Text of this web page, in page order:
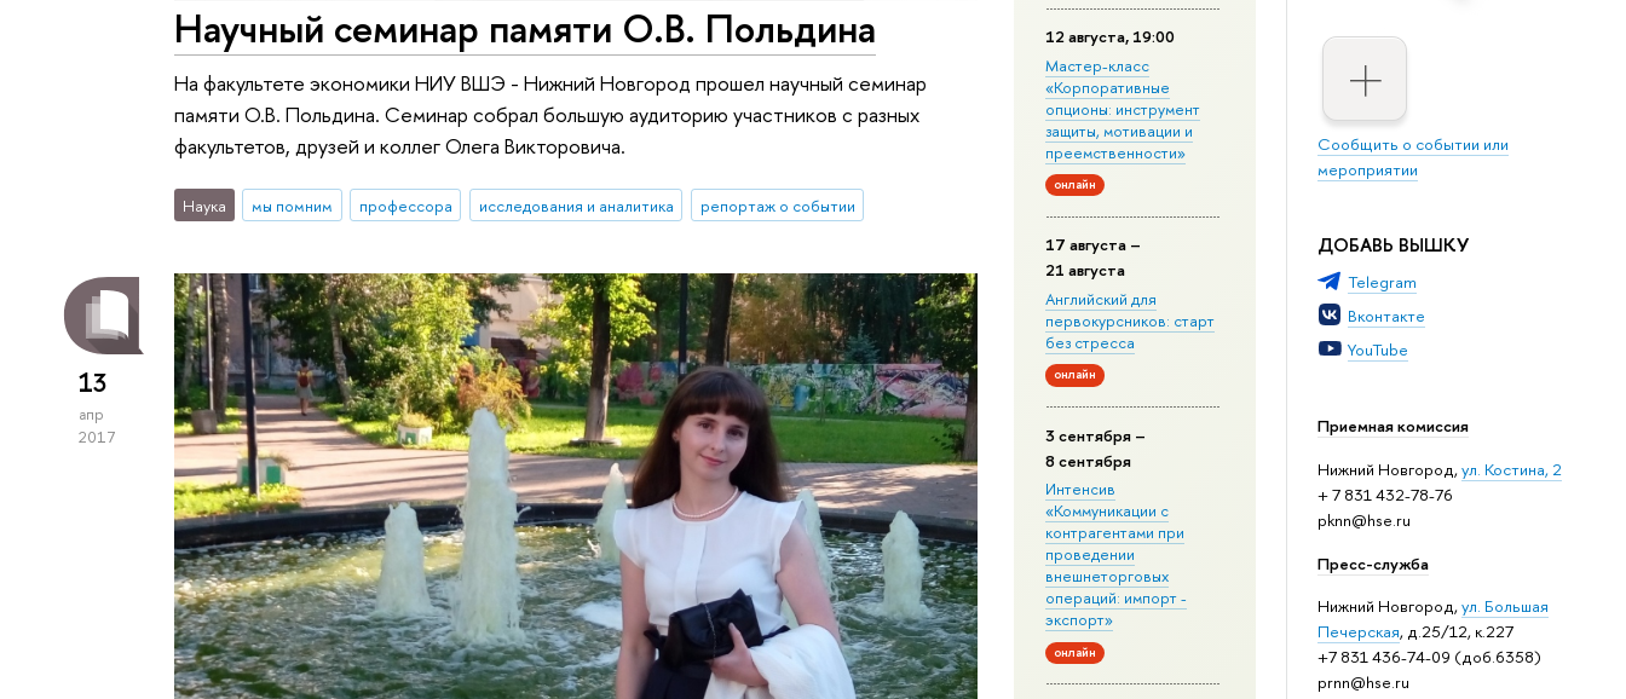
Сообщить о событии или
мероприятии
ДОБАВЬ ВЫШКУ
Telegram
Вконтакте
YouTube
Приемная комиссия
Нижний Новгород,ул. Костина, 2
+ 7 831 432-78-76
pknn@hse.ru
Пресс-служба
Нижний Новгород,ул. Большая
Печерская, д.25/12, к.227
+7 831 436-74-09 (доб.6358)
prnn@hse.ru
12 августа, 19:00
Мастер-класс
«Корпоративные
опционы: инструмент
защиты, мотивации и
преемственности»
онлайн
17 августа –
21 августа
Английский для
первокурсников: старт
без стресса
онлайн
3 сентября –
8 сентября
Интенсив
«Коммуникации с
контрагентами при
проведении
внешнеторговых
операций: импорт -
экспорт»
онлайн
Научный семинар памяти О.В. Польдина
На факультете экономики НИУ ВШЭ - Нижний Новгород прошел научный семинар
памяти О.В. Польдина. Семинар собрал большую аудиторию участников с разных
факультетов, друзей и коллег Олега Викторовича.
Наука мы помним профессора исследования и аналитика репортаж о событии
13
апр
2017